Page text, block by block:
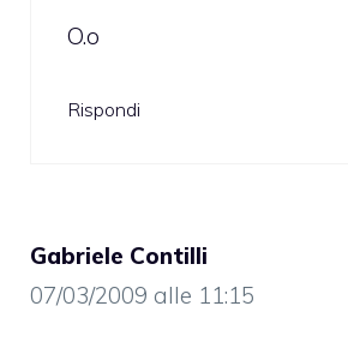
O.o
Rispondi
Gabriele Contilli
07/03/2009 alle 11:15